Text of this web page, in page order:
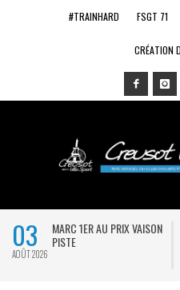
#TRAINHARD FSGT 71
CRÉATION
03
AOÛT 2026
MARC 1ER AU PRIX VAISON
PISTE